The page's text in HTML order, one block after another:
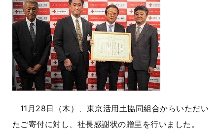
11月28日（木）、東京活用土協同組合からいただい
たご寄付に対し、社長感謝状の贈呈を行いました。